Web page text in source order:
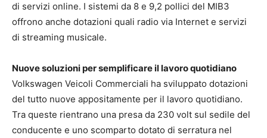
di servizi online. I sistemi da 8 e 9,2 pollici del MIB3
offrono anche dotazioni quali radio via Internet e servizi
di streaming musicale.
Nuove soluzioni per semplificare il lavoro quotidiano
Volkswagen Veicoli Commerciali ha sviluppato dotazioni
del tutto nuove appositamente per il lavoro quotidiano.
Tra queste rientrano una presa da 230 volt sul sedile del
conducente e uno scomparto dotato di serratura nel